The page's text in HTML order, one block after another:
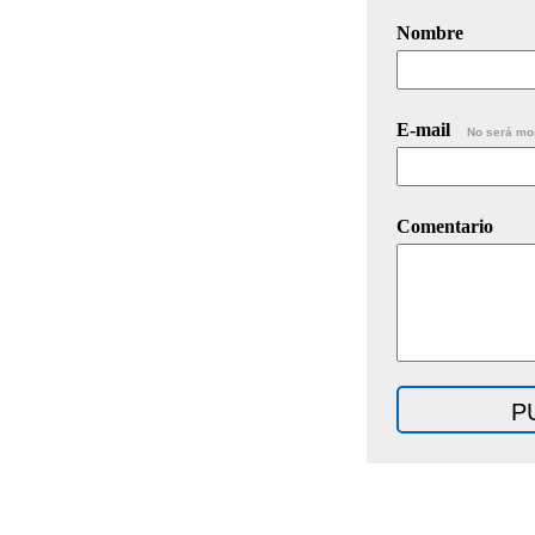
Nombre
E-mail No será
Comentario